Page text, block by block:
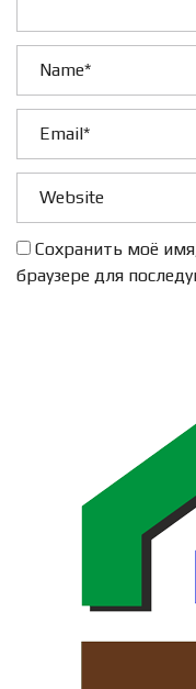
Сохранить моё
браузере для